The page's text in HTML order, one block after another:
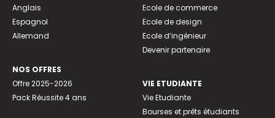
Anglais
Espagnol
Allemand
NOS OFFRES
Offre 2025-2026
Pack Réussite 4 ans
Ecole de commerce
Ecole de design
Ecole d’ingénieur
Devenir partenaire
VIE ETUDIANTE
Vie Etudiante
Bourses et prêts étudiants